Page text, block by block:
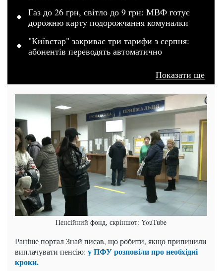
Газ до 26 грн, світло до 9 грн: МВФ готує
дорожню карту подорожчання комуналки
"Київстар" закриває три тарифи з серпня:
абонентів переводять автоматично
Показати ще
Пенсійний фонд, скріншот: YouTube
Раніше портал Знай писав, що робити, якщо припинили
виплачувати пенсію: у ПФУ розповіли про необхідні
кроки.